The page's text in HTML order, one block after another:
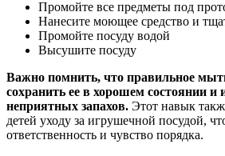
Промойте все предметы под
Нанесите моющее средство и
Промойте посуду водой
Высушите посуду
Важно помнить, что правильное
сохранить ее в хорошем состоянии и
неприятных запахов. Этот навык
детей уходу за игрушечной посудой,
ответственность и чувство порядка.